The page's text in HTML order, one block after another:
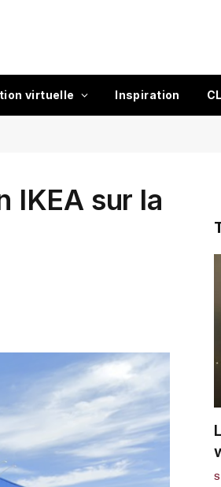
virtuelle Inspiration
IKEA sur la